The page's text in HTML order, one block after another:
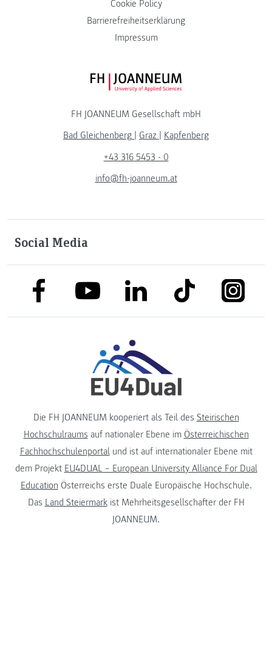
Cookie Policy
Barrierefreiheitserklärung
Impressum
FH JOANNEUM Logo
FH JOANNEUM Gesellschaft mbH
Bad Gleichenberg
Graz
Kapfenberg
+43 316 5453 - 0
info@fh-joanneum.at
Social Media
link to facebooklink to youtubelink to linkedinlink to tiktok
Die FH JOANNEUM kooperiert als Teil des Steirischen
Hochschulraums auf nationaler Ebene im Österreichischen
Fachhochschulenportalund ist auf internationaler Ebene mit
dem Projekt EU4DUAL – European University Alliance For Dual
Education Österreichs erste Duale Europäische Hochschule.
Das Land Steiermarkist Mehrheitsgesellschafter der FH
JOANNEUM.